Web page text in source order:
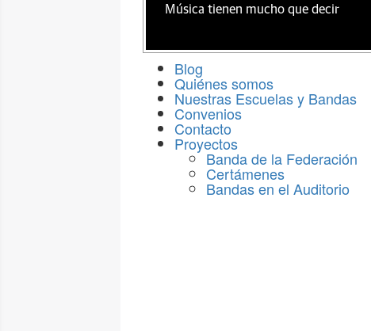
Música tienen mucho que decir
Blog
Quiénes somos
Nuestras Escuelas y Bandas
Convenios
Contacto
Proyectos
Banda de la Federación
Certámenes
Bandas en el Auditorio